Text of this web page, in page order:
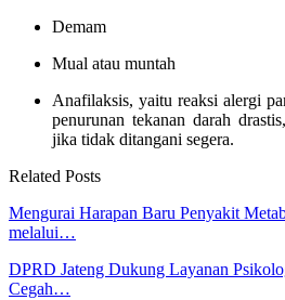
Demam
Mual atau muntah
Anafilaksis, yaitu reaksi alergi
penurunan tekanan darah
jika tidak ditangani segera.
Related Posts
Mengurai Harapan Baru Penyakit
melalui…
DPRD Jateng Dukung Layanan
Cegah…